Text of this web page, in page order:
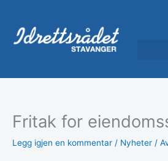
innholdet
Fritak for
Legg igjen en kommentar / Nyheter /